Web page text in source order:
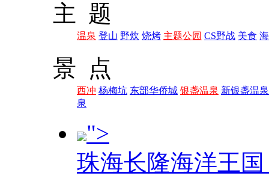
主 题
温泉 登山 野炊 烧烤 主题公园 CS野战 美食
景 点
西冲 杨梅坑 东部华侨城 银盏温泉 新银盏温泉
泉
">
珠海长隆海洋王